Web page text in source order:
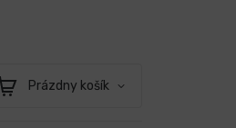
Nákupný
Prázdny košík